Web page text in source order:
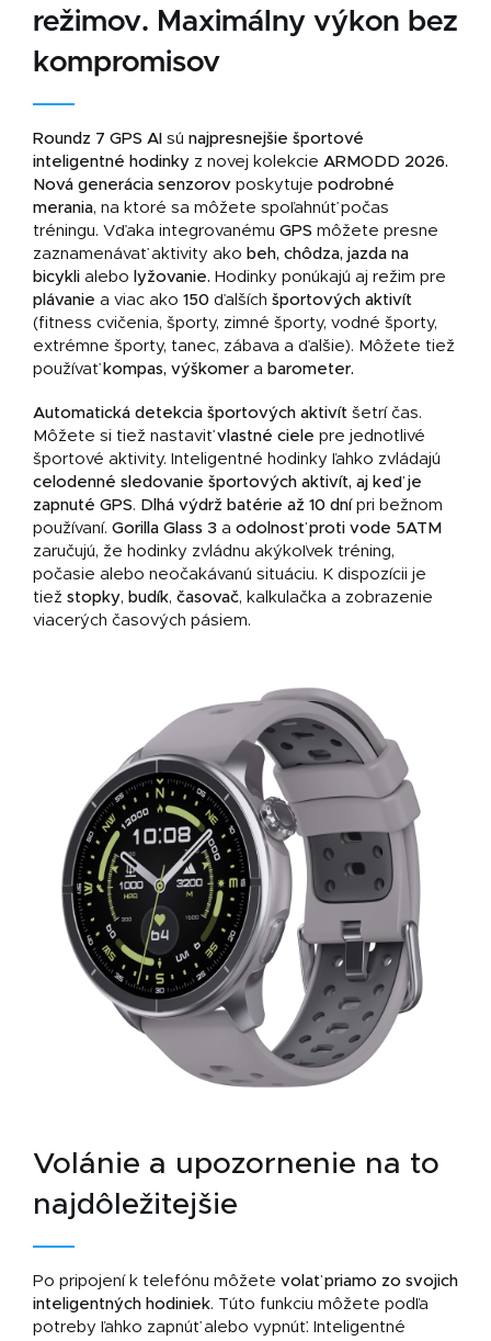
režimov. Maximálny výkon bez
kompromisov
Roundz 7 GPS AI sú najpresnejšie športové
inteligentné hodinky z novej kolekcie ARMODD 2026.
Nová generácia senzorov poskytuje podrobné
merania, na ktoré sa môžete spoľahnúť počas
tréningu. Vďaka integrovanému GPS môžete presne
zaznamenávať aktivity ako beh, chôdza, jazda na
bicykli alebo lyžovanie. Hodinky ponúkajú aj režim pre
plávanie a viac ako 150 ďalších športových aktivít
(fitness cvičenia, športy, zimné športy, vodné športy,
extrémne športy, tanec, zábava a ďalšie). Môžete tiež
používaťkompas, výškomer a barometer.
Automatická detekcia športových aktivít šetrí čas.
Môžete si tiež nastaviťvlastné ciele pre jednotlivé
športové aktivity. Inteligentné hodinky ľahko zvládajú
celodenné sledovanie športových aktivít, aj keď je
zapnuté GPS. Dlhá výdrž batérie až 10 dnípri bežnom
používaní. Gorilla Glass 3 a odolnosť proti vode 5ATM
zaručujú, že hodinky zvládnu akýkoľvek tréning,
počasie alebo neočakávanú situáciu. K dispozícii je
tiež stopky, budík, časovač, kalkulačka a zobrazenie
viacerých časových pásiem.
Volánie a upozornenie na to
najdôležitejšie
Po pripojení k telefónu môžete volať priamo zo svojich
inteligentných hodiniek. Túto funkciu môžete podľa
potreby ľahko zapnúť alebo vypnúť. Inteligentné